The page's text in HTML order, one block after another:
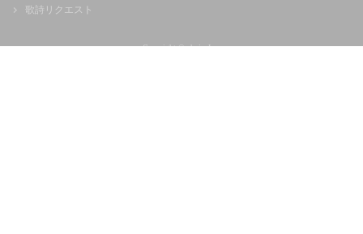
歌詩リクエスト
Copyright © choir, Inc.